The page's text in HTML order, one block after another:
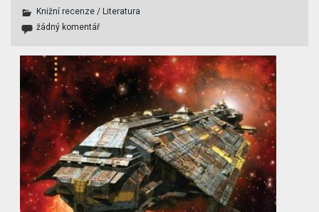
Knižní recenze / Literatura
žádný komentář